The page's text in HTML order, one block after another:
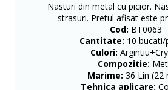
Nasturi din metal cu picior.
strasuri. Pretul afisat este
Cod: BT0063
Cantitate: 10
Culori:
Compozitie:
Marime: 36 Lin (22
Tehnica aplicare: